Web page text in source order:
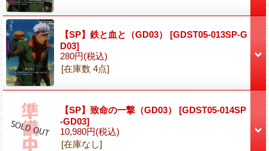
【SP】鉄と血と（GD03） [GDST05-013SP-G
D03]
280円(税込)
[在庫数 4点]
【SP】致命の一撃（GD03） [GDST05-014SP
-GD03]
10,980円(税込)
[在庫なし]